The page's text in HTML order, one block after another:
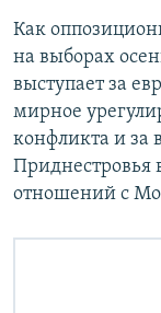
Как
на выборах
выступает за
мирное
конфликта и за
Приднестровья
отношений с